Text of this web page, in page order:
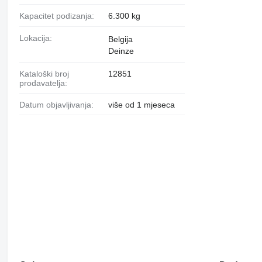
Kapacitet podizanja: 6.300 kg
Lokacija:
Belgija
Deinze
Kataloški broj
prodavatelja:
12851
Datum objavljivanja: više od 1 mjeseca